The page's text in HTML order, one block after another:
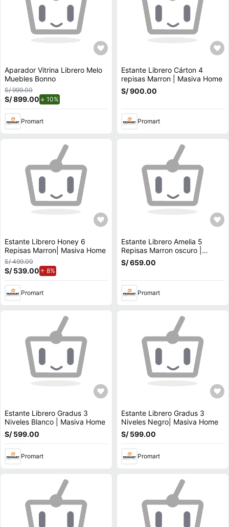
Aparador Vitrina Librero Melo
Muebles Bonno
S/ 999.00
S/ 899.00 10%
Promart
Estante Librero Cárton 4
repisas Marron | Masiva Home
S/ 900.00
Promart
Estante Librero Honey 6
Repisas Marron| Masiva Home
S/ 499.00
S/ 539.00 8%
Promart
Estante Librero Amelia 5
Repisas Marron oscuro |
Masiva Home
S/ 659.00
Promart
Estante Librero Gradus 3
Niveles Blanco | Masiva Home
S/ 599.00
Promart
Estante Librero Gradus 3
Niveles Negro| Masiva Home
S/ 599.00
Promart